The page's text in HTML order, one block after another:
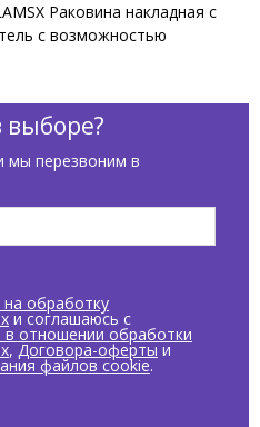
Раковина накладная с
с возможностью
слива-перелива, чаша
эмалью. В комплекте с
возможна подвесная
h см, цвет Доска / Lavagna
мы перезвоним в
на обработку
и соглашаюсь с
в отношении обработки
, Договора-оферты и
файлов cookie.